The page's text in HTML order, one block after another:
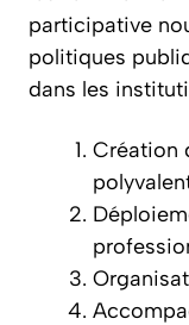
participative
politiques
dans les
Création